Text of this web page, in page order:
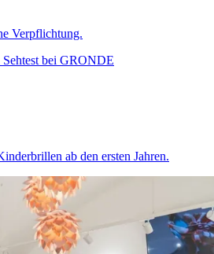
Verpflichtung.
ab den ersten Jahren.